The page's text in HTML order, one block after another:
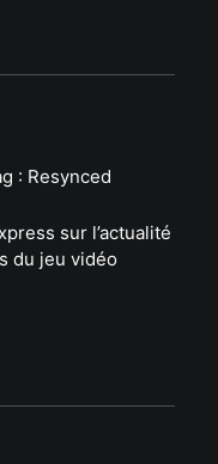
: Resynced
sur l’actualité
du jeu vidéo